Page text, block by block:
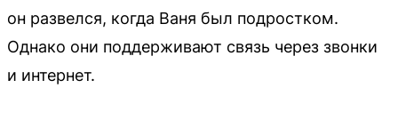
он развелся, когда Ваня был подростком.
Однако они поддерживают связь через звонки
и интернет.